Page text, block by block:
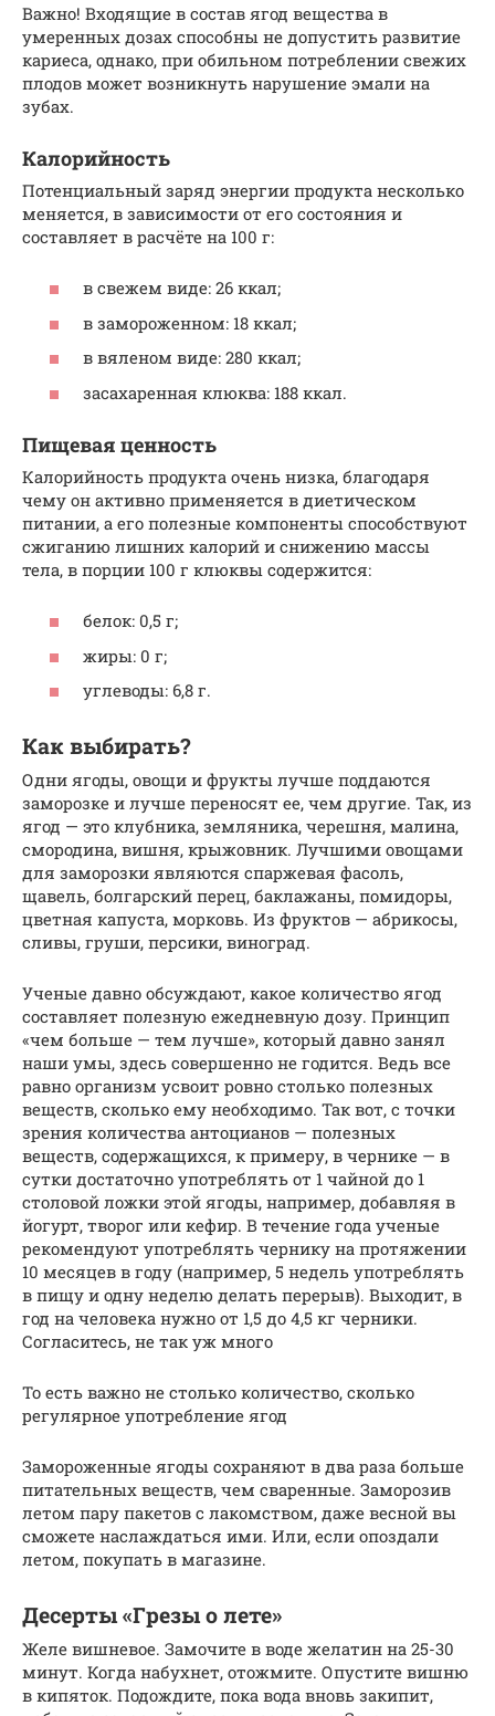
Важно! Входящие в состав ягод вещества в
умеренных дозах способны не допустить развитие
кариеса, однако, при обильном потреблении свежих
плодов может возникнуть нарушение эмали на
зубах.
Калорийность
Потенциальный заряд энергии продукта несколько
меняется, в зависимости от его состояния и
составляет в расчёте на 100 г:
в свежем виде: 26 ккал;
в замороженном: 18 ккал;
в вяленом виде: 280 ккал;
засахаренная клюква: 188 ккал.
Пищевая ценность
Калорийность продукта очень низка, благодаря
чему он активно применяется в диетическом
питании, а его полезные компоненты способствуют
сжиганию лишних калорий и снижению массы
тела, в порции 100 г клюквы содержится:
белок: 0,5 г;
жиры: 0 г;
углеводы: 6,8 г.
Как выбирать?
Одни ягоды, овощи и фрукты лучше поддаются
заморозке и лучше переносят ее, чем другие. Так, из
ягод — это клубника, земляника, черешня, малина,
смородина, вишня, крыжовник. Лучшими овощами
для заморозки являются спаржевая фасоль,
щавель, болгарский перец, баклажаны, помидоры,
цветная капуста, морковь. Из фруктов — абрикосы,
сливы, груши, персики, виноград.
Ученые давно обсуждают, какое количество ягод
составляет полезную ежедневную дозу. Принцип
«чем больше — тем лучше», который давно занял
наши умы, здесь совершенно не годится. Ведь все
равно организм усвоит ровно столько полезных
веществ, сколько ему необходимо. Так вот, с точки
зрения количества антоцианов — полезных
веществ, содержащихся, к примеру, в чернике — в
сутки достаточно употреблять от 1 чайной до 1
столовой ложки этой ягоды, например, добавляя в
йогурт, творог или кефир. В течение года ученые
рекомендуют употреблять чернику на протяжении
10 месяцев в году (например, 5 недель употреблять
в пищу и одну неделю делать перерыв). Выходит, в
год на человека нужно от 1,5 до 4,5 кг черники.
Согласитесь, не так уж много
То есть важно не столько количество, сколько
регулярное употребление ягод
Замороженные ягоды сохраняют в два раза больше
питательных веществ, чем сваренные. Заморозив
летом пару пакетов с лакомством, даже весной вы
сможете наслаждаться ими. Или, если опоздали
летом, покупать в магазине.
Десерты «Грезы о лете»
Желе вишневое. Замочите в воде желатин на 25-30
минут. Когда набухнет, отожмите. Опустите вишню
в кипяток. Подождите, пока вода вновь закипит,